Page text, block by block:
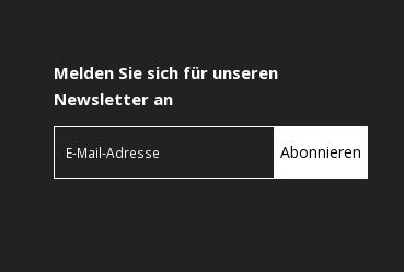
Melden Sie sich für unseren
Newsletter an
Abonnieren